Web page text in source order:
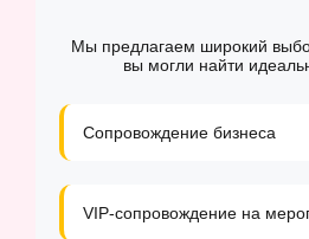
Мы предлагаем широкий
вы могли найти
Сопровождение бизнеса
VIP-сопровождение на